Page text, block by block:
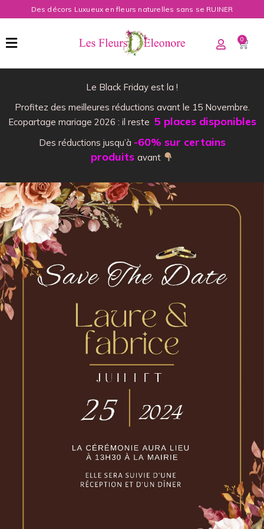
Des décors Luxueux en fleurs naturelles sans se RUINER
0
Le Black Friday est la !
Profitez des meilleures réductions avant le 15 Novembre.
Ecopartage mariage 2026 : il reste 5 places disponibles
Des réductions jusqu’à -60% sur certains
produits avant